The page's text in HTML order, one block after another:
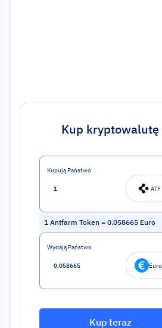
Kup kryptowalutę
Kupują Państwo
ATF
1 Antfarm Token = 0.058665 Euro
Wydają Państwo
Euro
Kup teraz